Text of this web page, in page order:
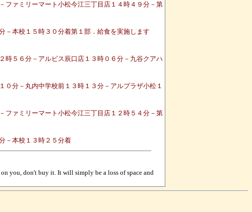
ファミリーマート小松今江三丁目店１４時４９分－第
－本校１５時３０分着第１部．給食を実施します
時５６分－アルビス辰口店１３時０６分－九谷クアハ
分－丸内中学校前１３時１３分－アルプラザ小松１
ファミリーマート小松今江三丁目店１２時５４分－第
－本校１３時２５分着
you, don't buy it. It will simply be a loss of space and